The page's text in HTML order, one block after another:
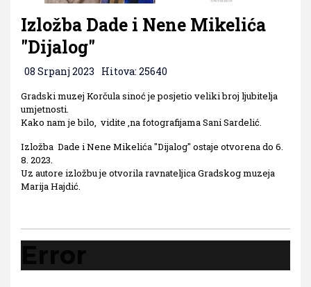
Izložba Dade i Nene Mikelića
"Dijalog"
08 Srpanj 2023 Hitova: 25640
Gradski muzej Korčula sinoć je posjetio veliki broj ljubitelja
umjetnosti.
Kako nam je bilo, vidite ,na fotografijama Sani Sardelić.
Izložba Dade i Nene Mikelića "Dijalog" ostaje otvorena do 6.
8. 2023.
Uz autore izložbu je otvorila ravnateljica Gradskog muzeja
Marija Hajdić.